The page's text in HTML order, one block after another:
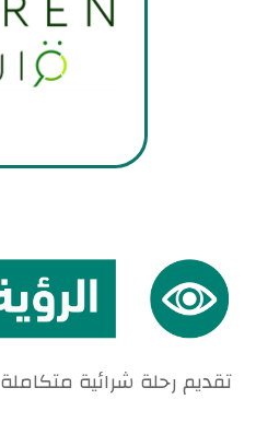
تقديم رحلة شرائية متكاملة